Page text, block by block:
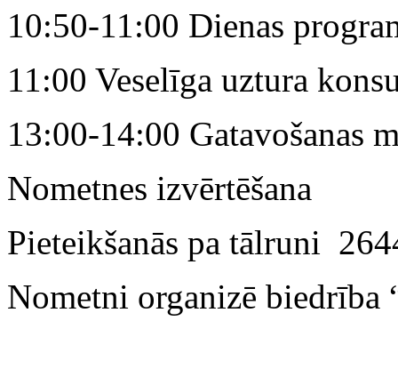
10:50-11:00 Dienas
11:00 Veselīga uztura
13:00-14:00 Gatavošanas
Nometnes izvērtēšana
Pieteikšanās pa tālruni
Nometni organizē biedrība